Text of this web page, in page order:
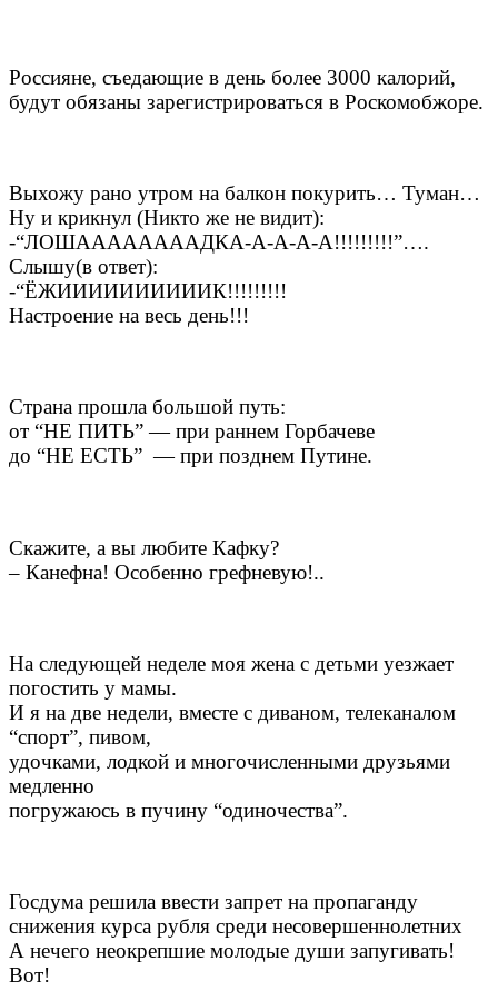
Россияне, съедающие в день более 3000 калорий,
будут обязаны зарегистрироваться в Роскомобжоре.
Выхожу рано утром на балкон покурить… Туман…
Ну и крикнул (Никто же не видит):
-“ЛОШААААААААДКА-А-А-А-А!!!!!!!!!”….
Слышу(в ответ):
-“ЁЖИИИИИИИИИИК!!!!!!!!!
Настроение на весь день!!!
Страна прошла большой путь:
от “НЕ ПИТЬ” — при раннем Горбачеве
до “НЕ ЕСТЬ” — при позднем Путине.
Скажите, а вы любите Кафку?
– Канефна! Особенно грефневую!..
На следующей неделе моя жена с детьми уезжает
погостить у мамы.
И я на две недели, вместе с диваном, телеканалом
“спорт”, пивом,
удочками, лодкой и многочисленными друзьями
медленно
погружаюсь в пучину “одиночества”.
Госдума решила ввести запрет на пропаганду
снижения курса рубля среди несовершеннолетних
А нечего неокрепшие молодые души запугивать!
Вот!